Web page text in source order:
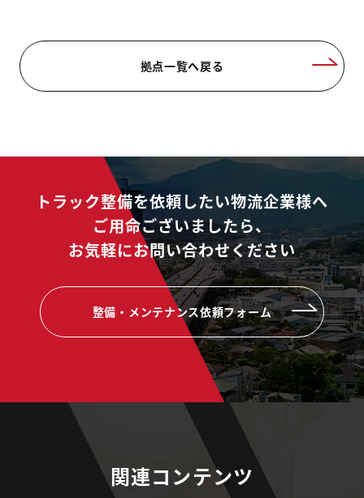
拠点一覧へ戻る
トラック整備を依頼したい物流企業様へ
ご用命ございましたら、
お気軽にお問い合わせください
整備・メンテナンス依頼フォーム
関連コンテンツ